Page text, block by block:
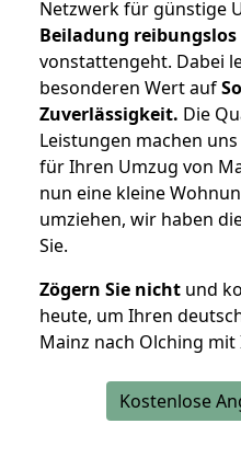
Netzwerk für günstige
Beiladung
vonstattengeht. Dabei
besonderen Wert auf
Zuverlässigkeit. Die
Leistungen machen
für Ihren Umzug von
nun eine kleine
umziehen, wir haben
Sie.
Zögern Sie nicht und
heute, um Ihren
Mainz nach Olching
Kostenlose